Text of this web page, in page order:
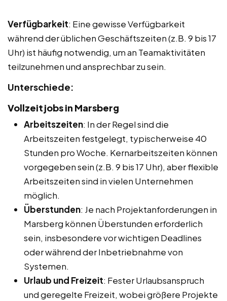
Verfügbarkeit: Eine gewisse Verfügbarkeit
während der üblichen Geschäftszeiten (z.B. 9 bis 17
Uhr) ist häufig notwendig, um an Teamaktivitäten
teilzunehmen und ansprechbar zu sein.
Unterschiede:
Vollzeitjobs in Marsberg
Arbeitszeiten: In der Regel sind die
Arbeitszeiten festgelegt, typischerweise 40
Stunden pro Woche. Kernarbeitszeiten können
vorgegeben sein (z.B. 9 bis 17 Uhr), aber flexible
Arbeitszeiten sind in vielen Unternehmen
möglich.
Überstunden: Je nach Projektanforderungen in
Marsberg können Überstunden erforderlich
sein, insbesondere vor wichtigen Deadlines
oder während der Inbetriebnahme von
Systemen.
Urlaub und Freizeit: Fester Urlaubsanspruch
und geregelte Freizeit, wobei größere Projekte